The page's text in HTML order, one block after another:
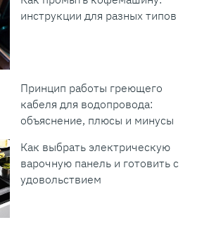
инструкции для разных типов
Принцип работы греющего
кабеля для водопровода:
объяснение, плюсы и минусы
Как выбрать электрическую
варочную панель и готовить с
удовольствием